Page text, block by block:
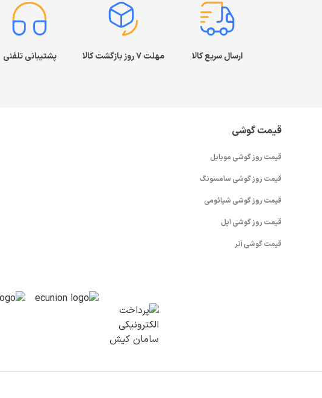
ارسال سریع کالا مهلت ۷ روز بازگشت کالا پشتیبانی تلفنی
قیمت گوشی
قیمت روز گوشی موبایل
قیمت روز گوشی سامسونگ
قیمت روز گوشی شیائومی
قیمت روز گوشی اپل
قیمت گوشی آنر